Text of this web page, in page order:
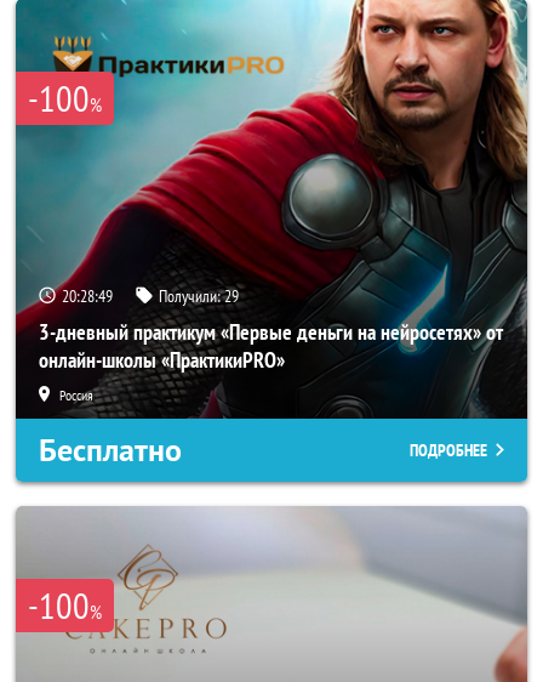
-100%
20:28:47 Получили:29
3-дневный практикум «Первые деньги на нейросетях» от
онлайн-школы «ПрактикиPRO»
Россия
Бесплатно ПОДРОБНЕЕ
-100%